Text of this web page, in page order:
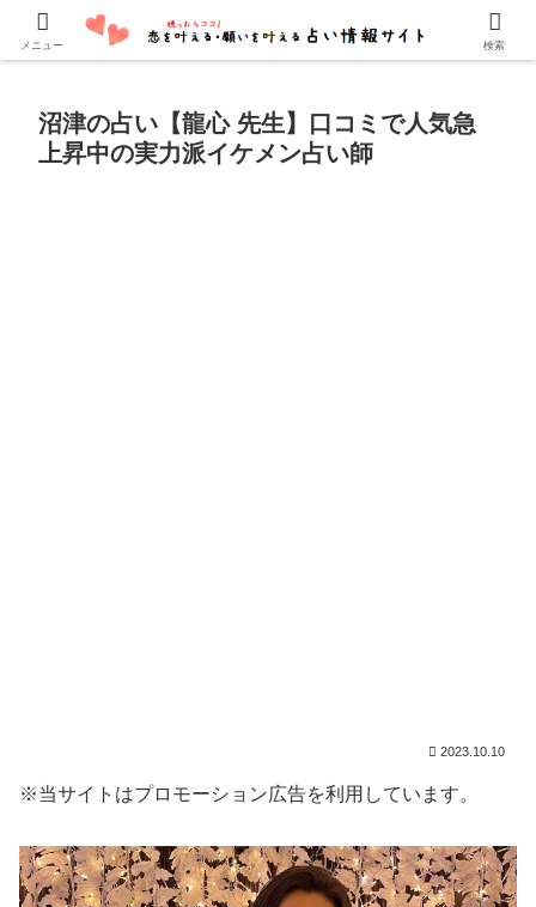
口コミでよく当たると評判の占い師・霊能者を紹介しています。
沼津の占い【龍心 先生】口コミで人気急
上昇中の実力派イケメン占い師
2023.10.10
※当サイトはプロモーション広告を利用しています。
メニュー 検索